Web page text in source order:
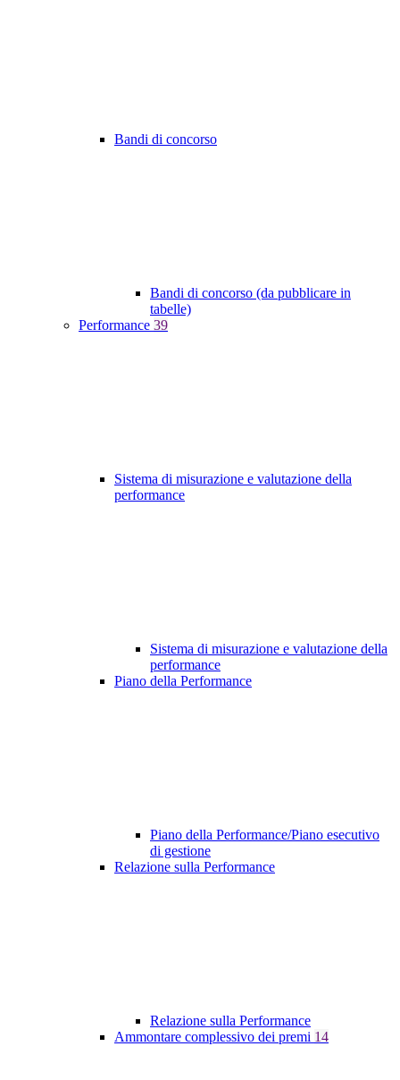
Bandi di concorso
Bandi di concorso (da pubblicare in
tabelle)
Performance 39
Sistema di misurazione e valutazione della
performance
Sistema di misurazione e valutazione della
performance
Piano della Performance
Piano della Performance/Piano esecutivo
di gestione
Relazione sulla Performance
Relazione sulla Performance
Ammontare complessivo dei premi 14